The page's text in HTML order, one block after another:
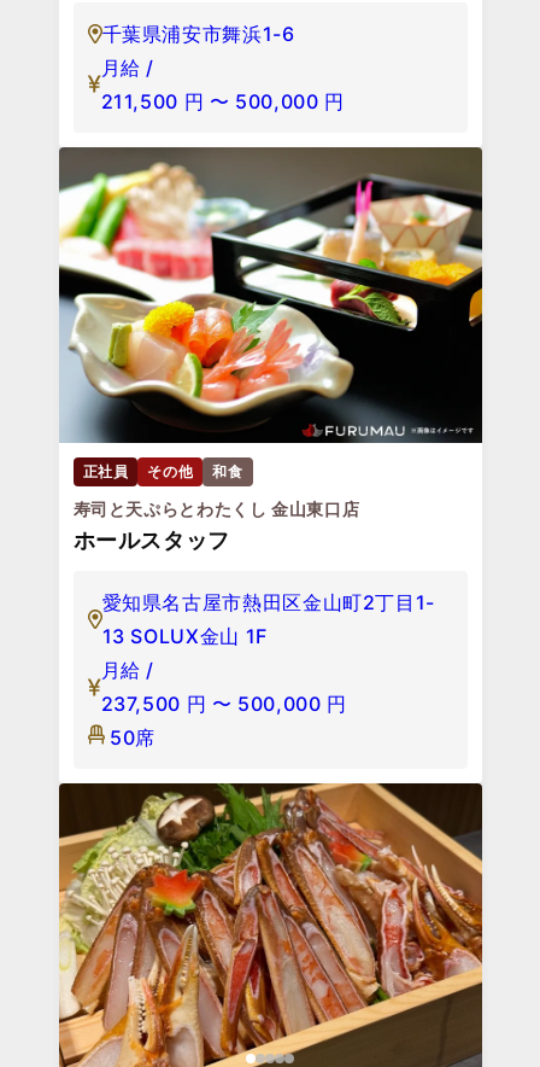
千葉県浦安市舞浜1-6
月給 /
211,500 円 〜 500,000 円
正社員 その他 和食
寿司と天ぷらとわたくし 金山東口店
ホールスタッフ
愛知県名古屋市熱田区金山町2丁目1-
13 SOLUX金山 1F
月給 /
237,500 円 〜 500,000 円
50席